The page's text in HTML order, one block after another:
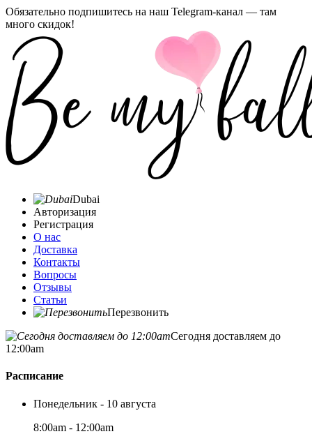
Обязательно подпишитесь на наш Telegram-канал — там
много скидок!
Dubai
Авторизация
Регистрация
О нас
Доставка
Контакты
Вопросы
Отзывы
Статьи
Перезвонить
Сегодня доставляем до
12:00am
Расписание
Понедельник - 10 августа
8:00am - 12:00am